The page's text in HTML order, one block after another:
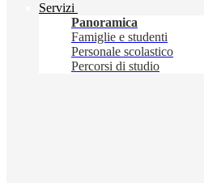
Servizi
Panoramica
Famiglie e studenti
Personale scolastico
Percorsi di studio